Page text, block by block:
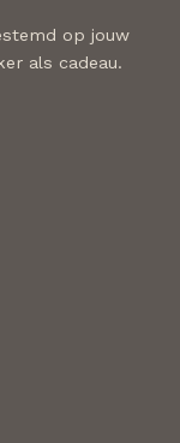
op jouw
als cadeau.